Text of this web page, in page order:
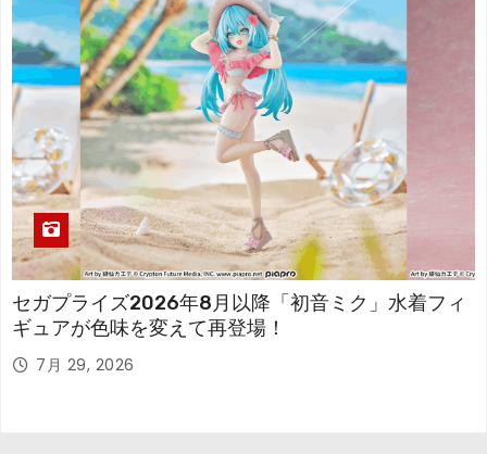
セガプライズ2026年8月以降「初音ミク」水着フィ
ギュアが色味を変えて再登場！
7月 29, 2026